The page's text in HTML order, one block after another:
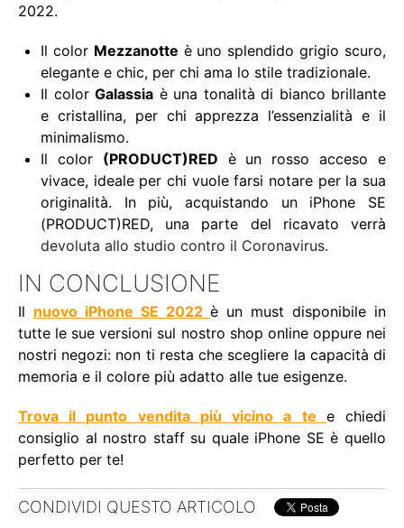
2022.
Il color Mezzanotte è uno splendido grigio scuro,
elegante e chic, per chi ama lo stile tradizionale.
Il color Galassia è una tonalità di bianco brillante
e cristallina, per chi apprezza l’essenzialità e il
minimalismo.
Il color (PRODUCT)RED è un rosso acceso e
vivace, ideale per chi vuole farsi notare per la sua
originalità. In più, acquistando un iPhone SE
(PRODUCT)RED, una parte del ricavato verrà
devoluta allo studio contro il Coronavirus.
IN CONCLUSIONE
Il nuovo iPhone SE 2022 è un must disponibile in
tutte le sue versioni sul nostro shop online oppure nei
nostri negozi: non ti resta che scegliere la capacità di
memoria e il colore più adatto alle tue esigenze.
Trova il punto vendita più vicino a te e chiedi
consiglio al nostro staff su quale iPhone SE è quello
perfetto per te!
CONDIVIDI QUESTO ARTICOLO